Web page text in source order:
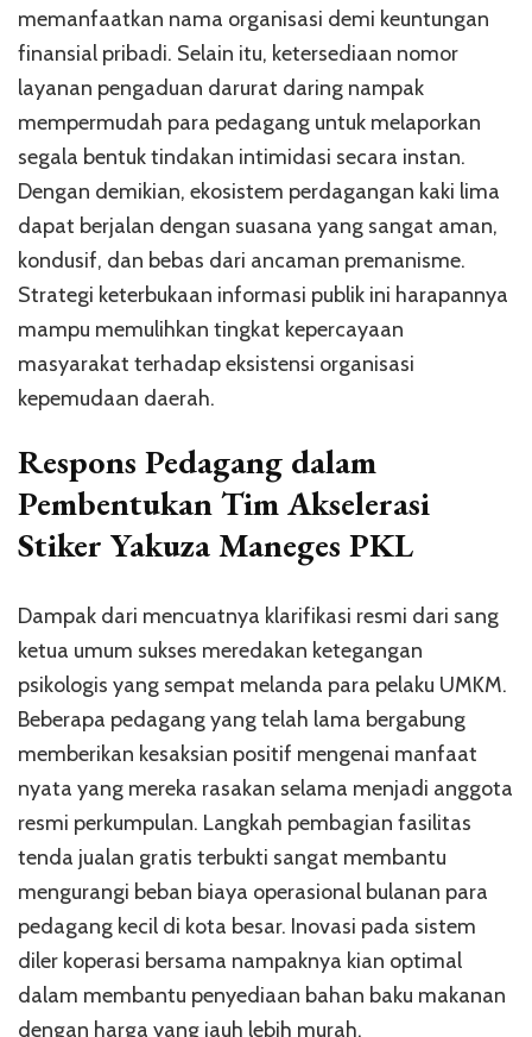
memanfaatkan nama organisasi demi keuntungan
finansial pribadi. Selain itu, ketersediaan nomor
layanan pengaduan darurat daring nampak
mempermudah para pedagang untuk melaporkan
segala bentuk tindakan intimidasi secara instan.
Dengan demikian, ekosistem perdagangan kaki lima
dapat berjalan dengan suasana yang sangat aman,
kondusif, dan bebas dari ancaman premanisme.
Strategi keterbukaan informasi publik ini harapannya
mampu memulihkan tingkat kepercayaan
masyarakat terhadap eksistensi organisasi
kepemudaan daerah.
Respons Pedagang dalam
Pembentukan Tim Akselerasi
Stiker Yakuza Maneges PKL
Dampak dari mencuatnya klarifikasi resmi dari sang
ketua umum sukses meredakan ketegangan
psikologis yang sempat melanda para pelaku UMKM.
Beberapa pedagang yang telah lama bergabung
memberikan kesaksian positif mengenai manfaat
nyata yang mereka rasakan selama menjadi anggota
resmi perkumpulan. Langkah pembagian fasilitas
tenda jualan gratis terbukti sangat membantu
mengurangi beban biaya operasional bulanan para
pedagang kecil di kota besar. Inovasi pada sistem
diler koperasi bersama nampaknya kian optimal
dalam membantu penyediaan bahan baku makanan
dengan harga yang jauh lebih murah.